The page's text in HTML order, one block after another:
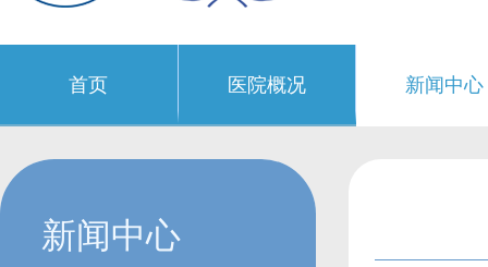
首页 医院概况 新闻中心
新闻中心